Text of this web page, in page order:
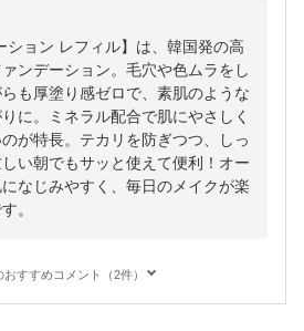
ション レフィル】は、韓国発の高
ンデーション。毛穴や色ムラをし
も厚塗り感ゼロで、素肌のような
に。ミネラル配合で肌にやさしく
が特長。テカリを防ぎつつ、しっ
い朝でもサッと使えて便利！オー
なじみやすく、毎日のメイクが楽
。
おすすめコメント（2件）